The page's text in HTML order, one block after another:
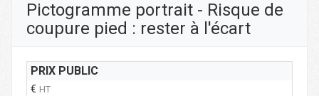
Pictogramme portrait - Risque de
coupure pied : rester à l'écart
PRIX PUBLIC
€ HT